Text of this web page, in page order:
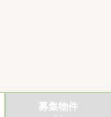
募集物件